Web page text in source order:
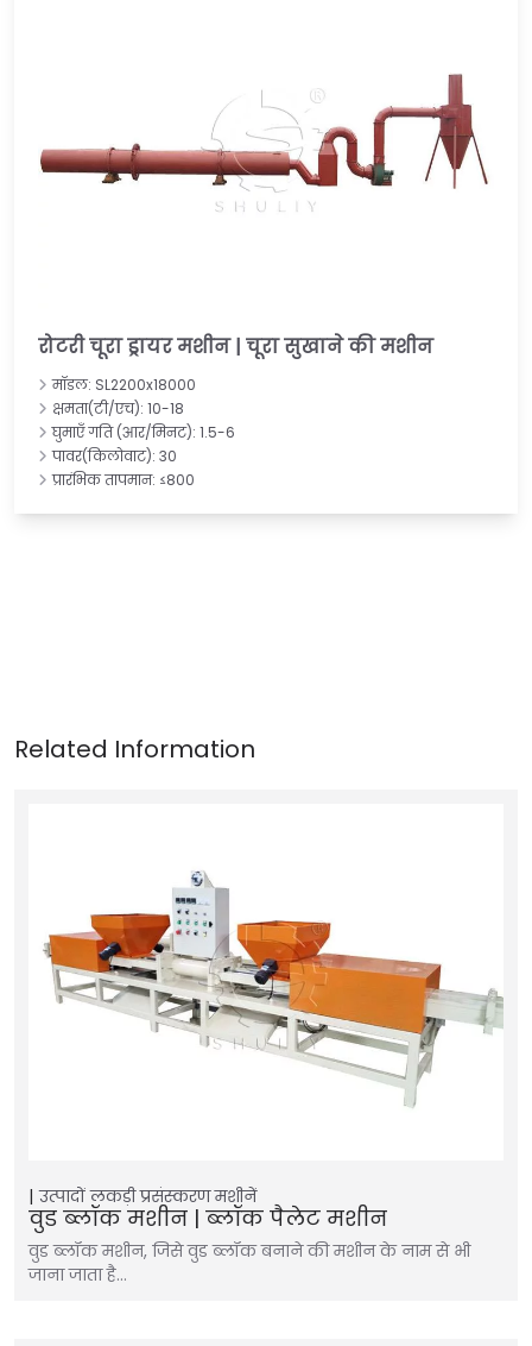
रोटरी चूरा ड्रायर मशीन | चूरा सुखाने की मशीन
मॉडल: SL2200x18000
क्षमता(टी/एच): 10-18
घुमाएँ गति (आर/मिनट): 1.5-6
पावर(किलोवाट): 30
प्रारंभिक तापमान: ≤800
उत्पादों लकड़ी प्रसंस्करण मशीनें
वुड ब्लॉक मशीन | ब्लॉक पैलेट मशीन
वुड ब्लॉक मशीन, जिसे वुड ब्लॉक बनाने की मशीन के नाम से भी
जाना जाता है…